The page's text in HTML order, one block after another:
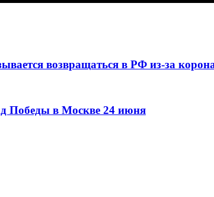
возвращаться в РФ из-за
Победы в Москве 24 июня